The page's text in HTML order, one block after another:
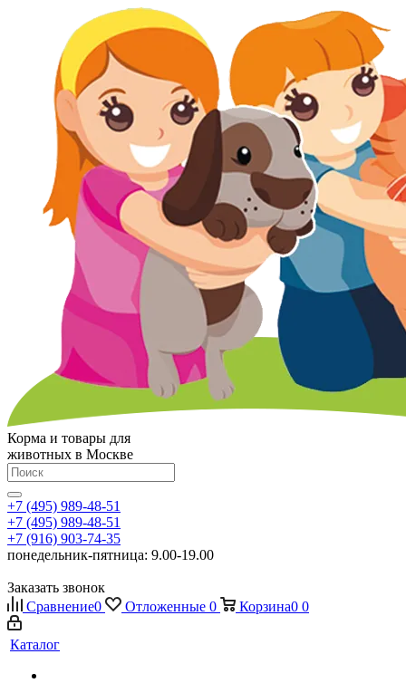
Корма и товары для
животных в Москве
+7 (495) 989-48-51
+7 (495) 989-48-51
+7 (916) 903-74-35
понедельник-пятница: 9.00-19.00
Заказать звонок
Сравнение0 Отложенные 0 Корзина0 0
Каталог